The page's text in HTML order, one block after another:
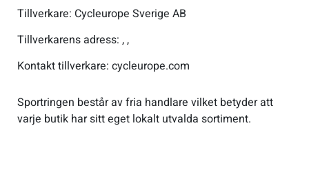
Tillverkare: Cycleurope Sverige AB
Tillverkarens adress: , ,
Kontakt tillverkare: cycleurope.com
Sportringen består av fria handlare vilket betyder att
varje butik har sitt eget lokalt utvalda sortiment.